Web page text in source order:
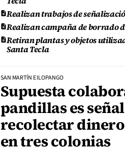
Realizan trabajos de
Realizan campaña de borrado
Retiran plantas y objetos
Santa Tecla
SAN MARTÍN E ILOPANGO
Supuesta
pandillas es
recolectar
en tres colonias